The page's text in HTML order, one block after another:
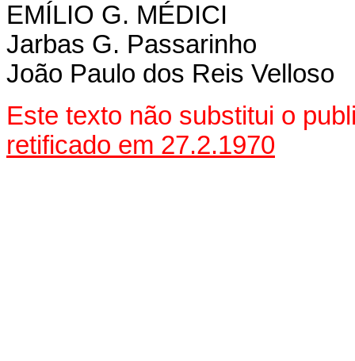
EMÍLIO G. MÉDICI
Jarbas G. Passarinho
João Paulo dos Reis Velloso
Este texto não substitui o
retificado em 27.2.1970